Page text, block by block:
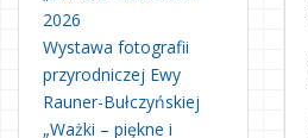
2026
Wystawa fotografii
przyrodniczej Ewy
Rauner-Bułczyńskiej
„Ważki – piękne i